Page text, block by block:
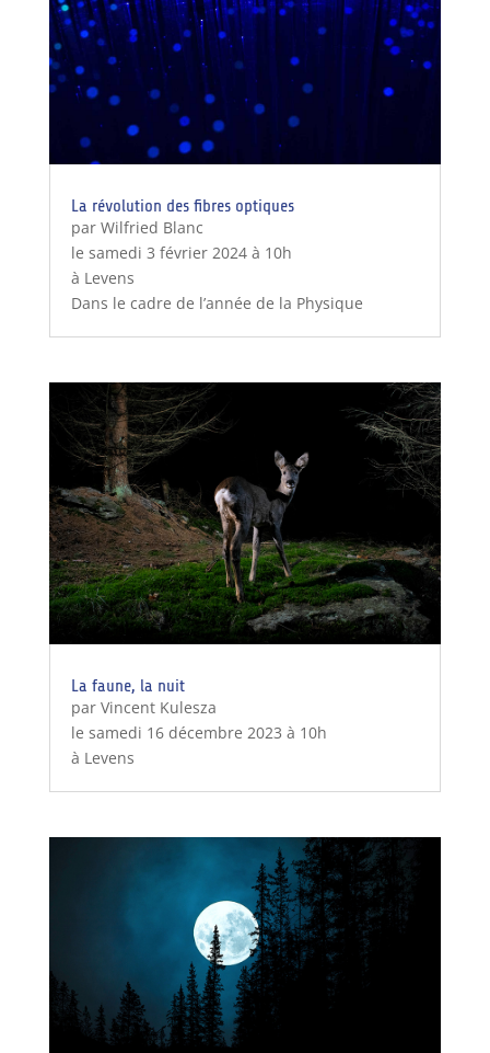
La révolution des fibres optiques
par Wilfried Blanc
le samedi 3 février 2024 à 10h
à Levens
Dans le cadre de l’année de la Physique
La faune, la nuit
par Vincent Kulesza
le samedi 16 décembre 2023 à 10h
à Levens